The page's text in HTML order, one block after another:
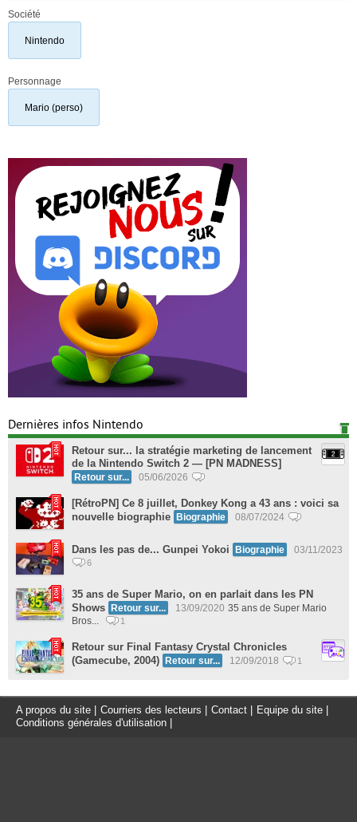
Société
Nintendo
Personnage
Mario (perso)
Dernières infos Nintendo
Retour sur... la stratégie marketing de lancement
de la Nintendo Switch 2 — [PN MADNESS]
Retour sur... 05/06/2026
[RétroPN] Ce 8 juillet, Donkey Kong a 43 ans : voici sa
nouvelle biographie Biographie 08/07/2024
Dans les pas de... Gunpei Yokoi Biographie 03/11/2023
6
35 ans de Super Mario, on en parlait dans les PN
Shows Retour sur... 13/09/2020 35 ans de Super Mario
Bros...
1
Retour sur Final Fantasy Crystal Chronicles
(Gamecube, 2004) Retour sur... 12/09/2018 1
A propos du site Courriers des lecteurs Contact Equipe du site
Conditions générales d'utilisation